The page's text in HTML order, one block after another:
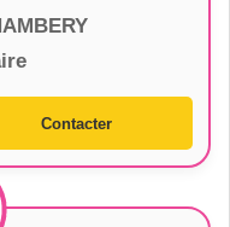
Contacter